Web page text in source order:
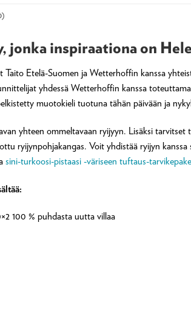
jonka inspiraationa on
Etelä-Suomen ja Wetterhoffin kanssa
yhdessä Wetterhoffin kanssa
muotokieli tuotuna tähän päivään ja
yhteen ommeltavaan ryijyyn. Lisäksi
ryijynpohjakangas. Voit yhdistää ryijyn
sini-turkoosi-pistaasi -väriseen tuftaus-
100 % puhdasta uutta villaa